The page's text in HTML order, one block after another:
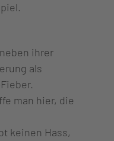
ihrer
als
man hier, die
keinen Hass,